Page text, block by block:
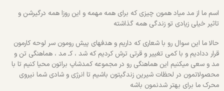
اسم ما از مد میاد همون چیزی که برای همه مهمه و این روزا همه درگیرشن و
تاثیر خیلی زیادی تو زندگی همه گذاشته
حالا ما این سوال رو با شعاری که داریم و هدفهای پیش رومون سر لوحه کارمون
قرار ددادیم و با کمی تغییر و قرتی ترش کردیم که شد ، کـ مد ، هماهنگی تن و
مد و سعی میکنیم این هماهنگی رو در مجموعه کمدشاپ براتون محیا کنیم تا با
محصولاتمون در لحظات شیرین زندگیتون باشیم تا انرژی و شادی شما نیروی
محرک ما برای بهتر شدنمون باشه